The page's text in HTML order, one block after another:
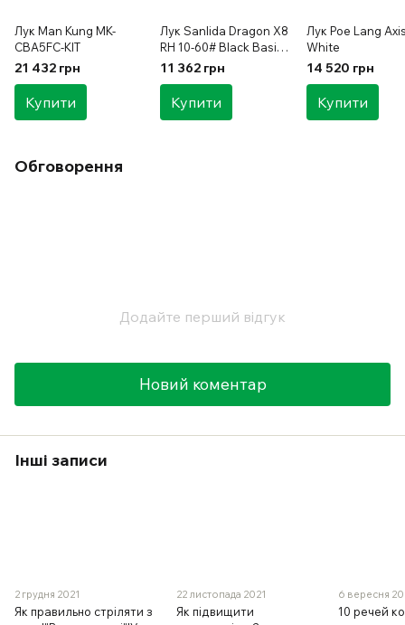
Лук Man Kung MK-
CBA5FC-KIT
21 432 грн
Купити
Лук Sanlida Dragon X8
RH 10-60# Black Basic
KIT
11 362 грн
Купити
Лук Poe Lang
White
14 520 грн
Купити
Обговорення
Додайте перший відгук
Новий коментар
Інші записи
2 грудня 2021
Як правильно стріляти з
22 листопада 2021
Як підвищити
6 вересня
10 речей